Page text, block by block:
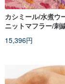
カシミール/水煮ウ
ニットマフラー/刺
15,396円